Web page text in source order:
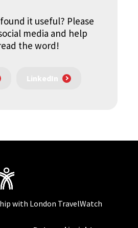
it useful? Please
media and help
the word!
LinkedIn
with London TravelWatch